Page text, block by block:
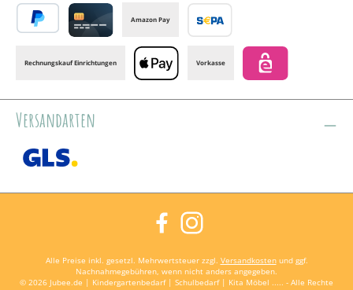
Amazon Pay
Banktransfer
Rechnungskauf Einrichtungen Vorkasse
Versandarten
FacebookInstagram
Alle Preise inkl. gesetzl. Mehrwertsteuer zzgl. Versandkostenund ggf.
Nachnahmegebühren, wenn nicht anders angegeben.
© 2026 Jubee.de | Kindergartenbedarf | Schulbedarf | Kita Möbel ..... - Alle Rechte